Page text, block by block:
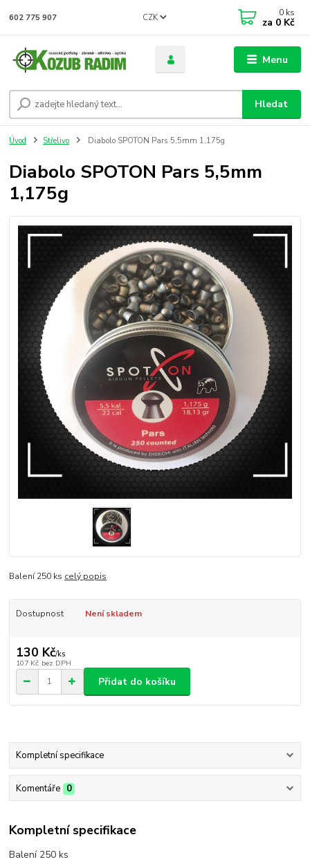
Menu
CZK
Hledat
602 775 907 0 ks
za 0 Kč
Úvod Střelivo Diabolo SPOTON Pars 5,5mm 1,175g
Diabolo SPOTON Pars 5,5mm
1,175g
Balení 250 ks celý popis
Dostupnost Není skladem
130 Kč/ks
107 Kč bez DPH
Přidat do košíku
Kompletní specifikace
Komentáře 0
Kompletní specifikace
Balení 250 ks